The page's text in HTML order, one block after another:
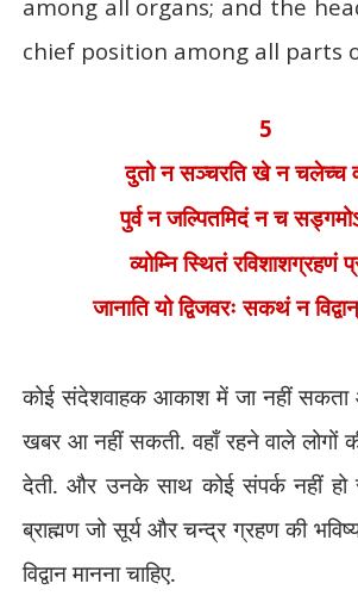
among all organs; and the
chief position among all parts
5
दुतो न सञ्चरति खे न चलेच्च
पुर्व न जल्पितमिदं न च
व्योम्नि स्थितं रविशाशग्रहणं
जानाति यो द्विजवरः सकथं न
कोई संदेशवाहक आकाश में जा नहीं
खबर आ नहीं सकती. वहाँ रहने वाले लोगों
देती. और उनके साथ कोई संपर्क नहीं हो
ब्राह्मण जो सूर्य और चन्द्र ग्रहण की
विद्वान मानना चाहिए.